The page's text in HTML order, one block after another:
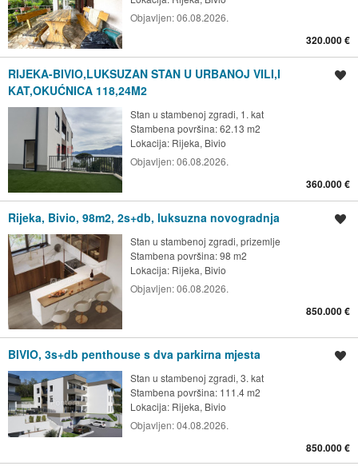
Objavljen:06.08.2026.
320.000 €
RIJEKA-BIVIO,LUKSUZAN STAN U URBANOJ VILI,I
KAT,OKUĆNICA 118,24M2
Stan u stambenoj zgradi, 1. kat
Stambena površina: 62.13 m2
Lokacija: Rijeka, Bivio
Objavljen:06.08.2026.
360.000 €
Rijeka, Bivio, 98m2, 2s+db, luksuzna novogradnja
Stan u stambenoj zgradi, prizemlje
Stambena površina: 98 m2
Lokacija: Rijeka, Bivio
Objavljen:06.08.2026.
850.000 €
BIVIO, 3s+db penthouse s dva parkirna mjesta
Stan u stambenoj zgradi, 3. kat
Stambena površina: 111.4 m2
Lokacija: Rijeka, Bivio
Objavljen:04.08.2026.
850.000 €